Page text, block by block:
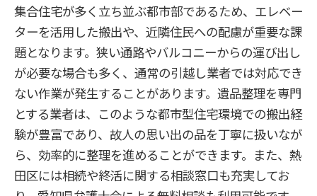
集合住宅が多く立ち並ぶ都市部であるため、エレベー
ターを活用した搬出や、近隣住民への配慮が重要な課
題となります。狭い通路やバルコニーからの運び出し
が必要な場合も多く、通常の引越し業者では対応でき
ない作業が発生することがあります。遺品整理を専門
とする業者は、このような都市型住宅環境での搬出経
験が豊富であり、故人の思い出の品を丁寧に扱いなが
ら、効率的に整理を進めることができます。また、熱
田区には相続や終活に関する相談窓口も充実してお